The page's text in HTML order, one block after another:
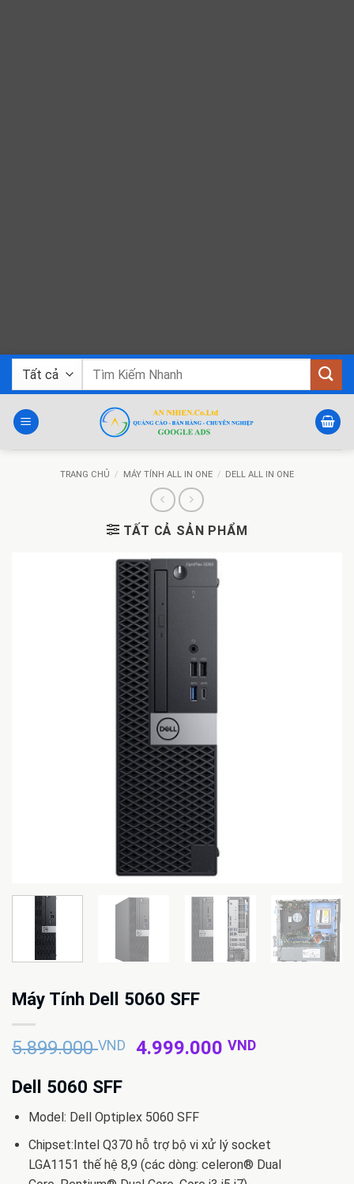
Bỏ
dung
Tìm
TRANG CHỦ / MÁY TÍNH ALL IN ONE / DELL ALL IN ONE
TẤT CẢ SẢN PHẨM
Máy Tính Dell 5060 SFF
5.899.000VND
Giá
4.999.000VNDGiá
Dell 5060 SFF
Model: Dell Optiplex 5060 SFF
Chipset:Intel Q370 hỗ trợ bộ vi xử lý socket
LGA1151 thế hệ 8,9 (các dòng: celeron® Dual